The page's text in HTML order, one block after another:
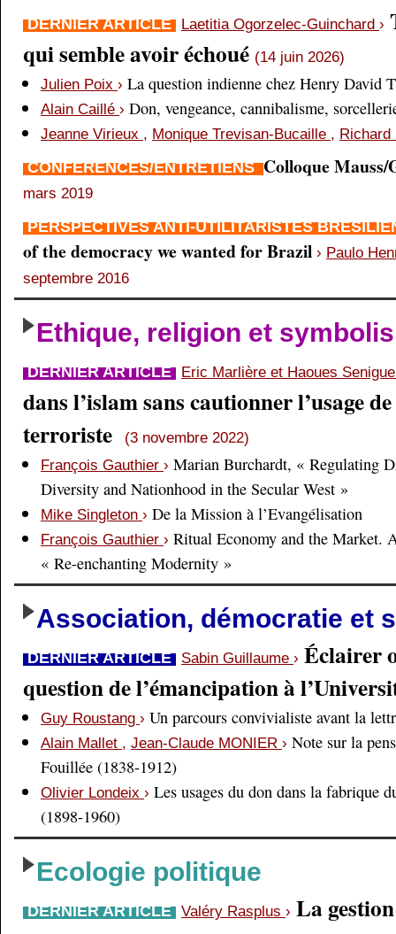
DERNIER ARTICLE Laetitia Ogorzelec-Guinchard ›
qui semble avoir échoué (14 juin 2026)
Julien Poix › La question indienne chez Henry David
Alain Caillé › Don, vengeance, cannibalisme,
Jeanne Virieux , Monique Trevisan-Bucaille ,
CONFÉRENCES/ENTRETIENS Colloque
mars 2019
PERSPECTIVES ANTI-UTILITARISTES
of the democracy we wanted for Brazil › Paulo
septembre 2016
Ethique, religion et
DERNIER ARTICLE Eric Marlière et Haoues
dans l’islam sans cautionner l’usage
terroriste
(3 novembre 2022)
François Gauthier › Marian Burchardt, « Regulating
Diversity and Nationhood in the Secular West »
Mike Singleton › De la Mission à l’Evangélisation
François Gauthier › Ritual Economy and the Market.
« Re-enchanting Modernity »
Association, démocratie et
DERNIER ARTICLE Sabin Guillaume › Éclairer
question de l’émancipation à
Guy Roustang › Un parcours convivialiste avant la
Alain Mallet , Jean-Claude MONIER › Note sur la
Fouillée (1838-1912)
Olivier Londeix › Les usages du don dans la fabrique
(1898-1960)
Ecologie politique
DERNIER ARTICLE Valéry Rasplus › La